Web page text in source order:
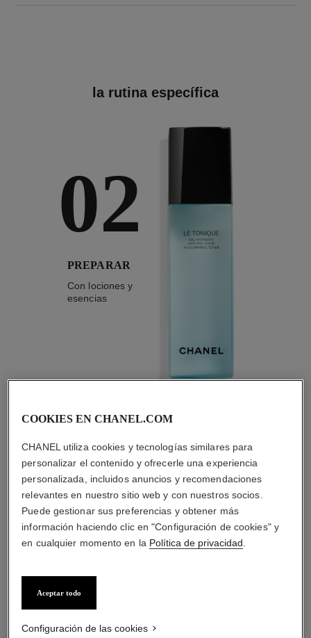
la rutina específica
02
PREPARAR
Con lociones y
esencias
LA COMBINACIÓN PERFECTA
COOKIES EN CHANEL.COM
CHANEL utiliza cookies y tecnologías similares para
personalizar el contenido y ofrecerle una experiencia
personalizada, incluidos anuncios y recomendaciones
relevantes en nuestro sitio web y con nuestros socios.
Puede gestionar sus preferencias y obtener más
información haciendo clic en "Configuración de cookies" y
en cualquier momento en la Política de privacidad
Aceptar todo
Configuración de las cookies